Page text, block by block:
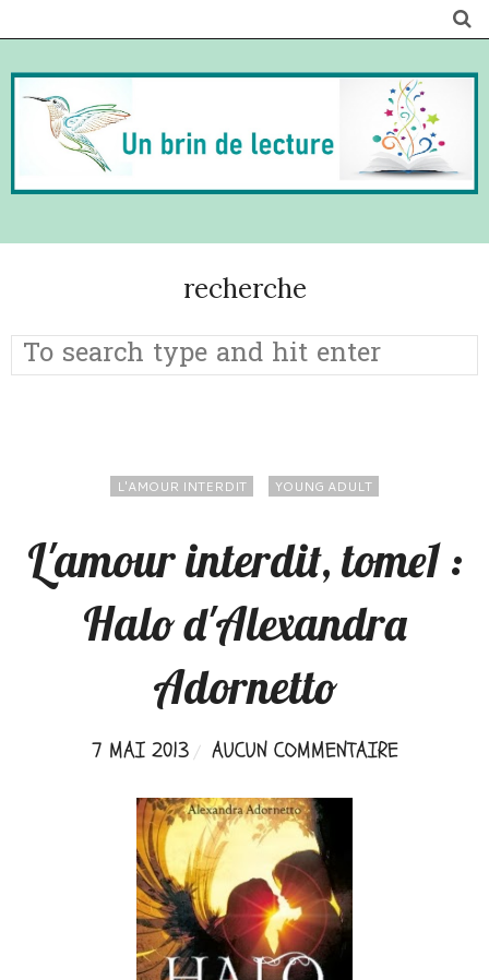
recherche
L'AMOUR INTERDIT YOUNG ADULT
L'amour interdit, tome1 :
Halo d'Alexandra
Adornetto
7 MAI 2013 AUCUN COMMENTAIRE